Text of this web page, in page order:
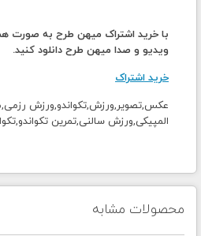
با خرید اشتراک میهن طرح به صورت
ویدیو و صدا میهن طرح دانلود کنید.
خرید اشتراک
عکس,تصویر,ورزش,تکواندو,ورزش
المپیکی,ورزش سالنی,تمرین
محصولات مشابه